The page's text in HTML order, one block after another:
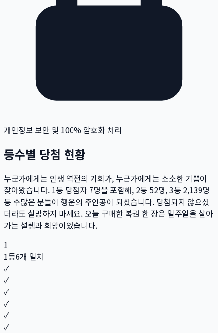
개인정보 보안 및 100% 암호화 처리
등수별 당첨 현황
누군가에게는 인생 역전의 기회가, 누군가에게는 소소한 기쁨이
찾아왔습니다. 1등 당첨자 7명을 포함해, 2등 52명, 3등 2,139명
등 수많은 분들이 행운의 주인공이 되셨습니다. 당첨되지 않으셨
더라도 실망하지 마세요. 오늘 구매한 복권 한 장은 일주일을 살아
가는 설렘과 희망이었습니다.
1
1등6개 일치
✓
✓
✓
✓
✓
✓